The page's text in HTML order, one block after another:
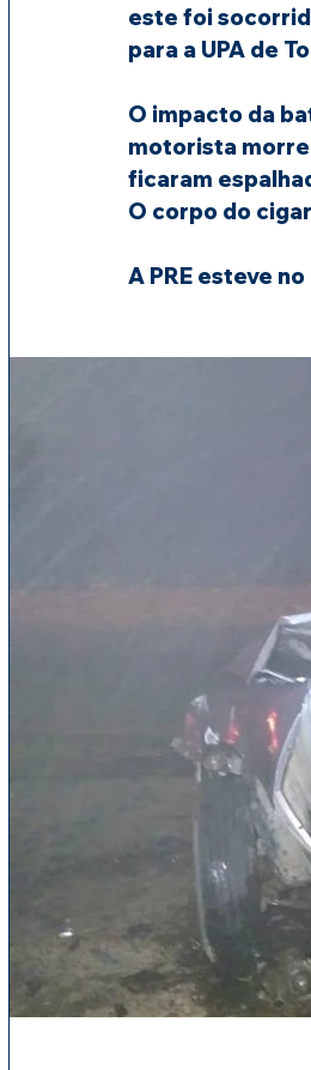
este foi
para a UPA de
O impacto da
motorista
ficaram
O corpo do
A PRE esteve